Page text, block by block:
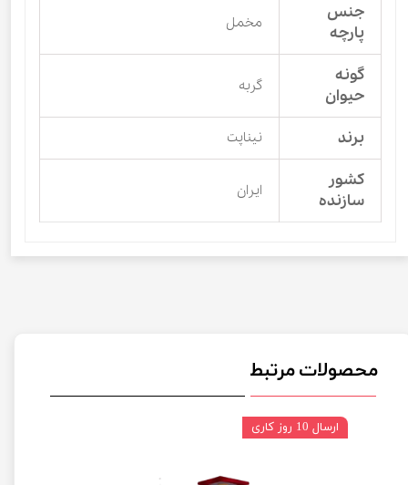
جنس
پارچه
مخمل
گونه
حیوان
گربه
برند نیناپت
کشور
سازنده
ایران
محصولات مرتبط
ارسال 10 روز کاری